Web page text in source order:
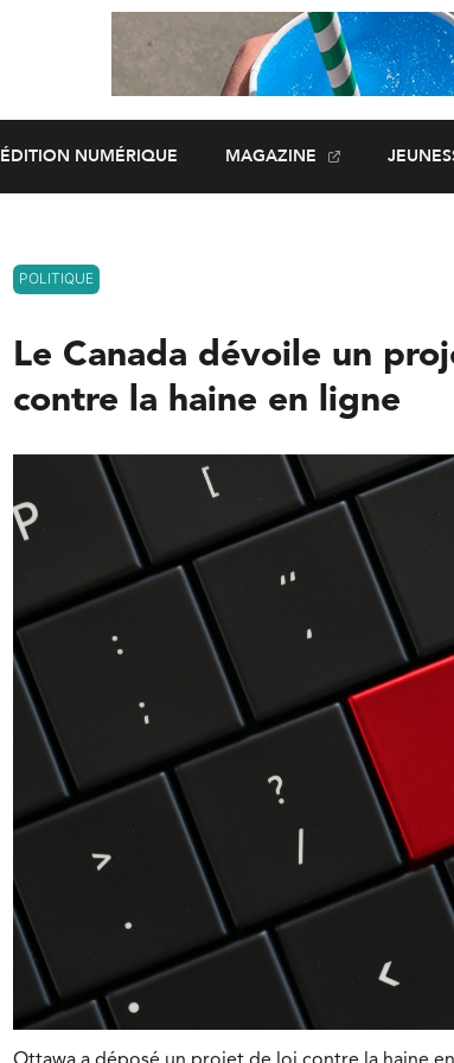
ÉDITION NUMÉRIQUE MAGAZINE
POLITIQUE
Le Canada dévoile un
contre la haine en ligne